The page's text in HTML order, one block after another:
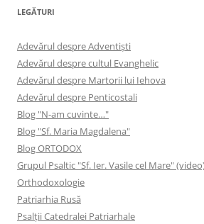
LEGĂTURI
Adevărul despre Adventişti
Adevărul despre cultul Evanghelic
Adevărul despre Martorii lui Iehova
Adevărul despre Penticostali
Blog "N-am cuvinte…"
Blog "Sf. Maria Magdalena"
Blog ORTODOX
Grupul Psaltic "Sf. Ier. Vasile cel Mare"
Orthodoxologie
Patriarhia Rusă
Psalţii Catedralei Patriarhale